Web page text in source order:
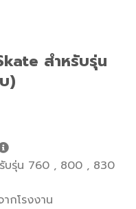
สำหรับรุ่น
)
บรุ่น 760 , 800 , 830
กโรงงาน